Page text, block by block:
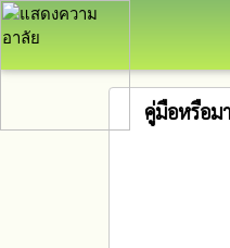
คู่มือหรือม